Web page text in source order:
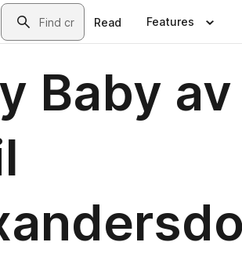
Search
Read Features
Baby av